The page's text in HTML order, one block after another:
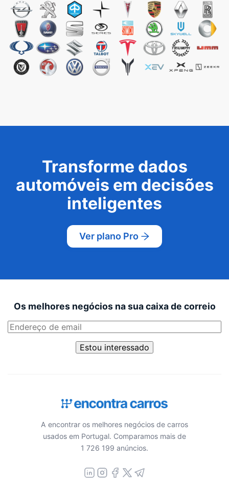
Transforme dados
automóveis em decisões
inteligentes
Ver plano Pro
Os melhores negócios na sua caixa de correio
Estou interessado
A encontrar os melhores negócios de carros
usados em Portugal. Comparamos mais de
1 726 199 anúncios.